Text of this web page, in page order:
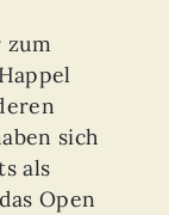
zum
sich
als
Open